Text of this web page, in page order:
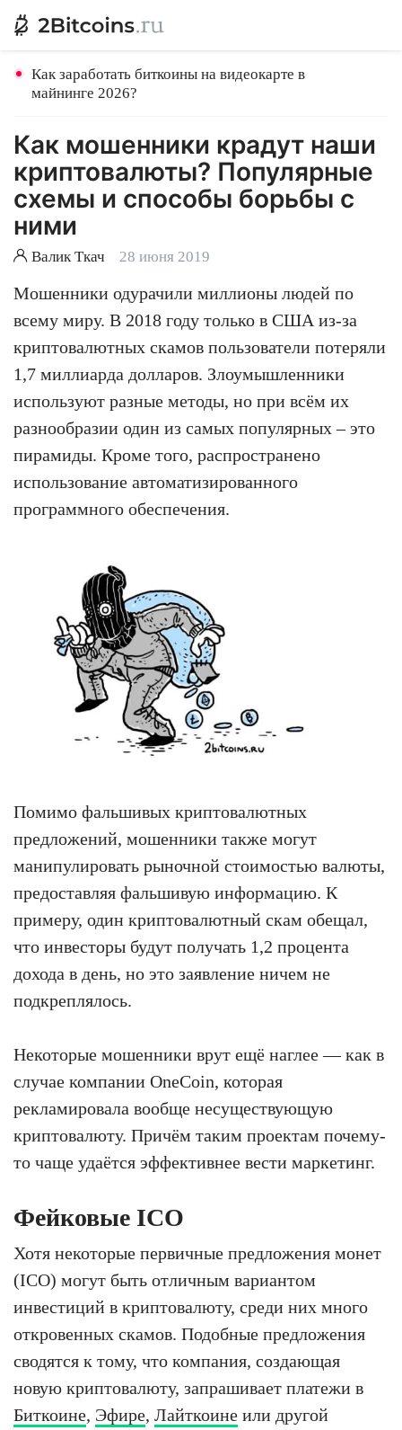
Как заработать биткоины на видеокарте в
майнинге 2026?
Как мошенники крадут наши
криптовалюты? Популярные
схемы и способы борьбы с
ними
Валик Ткач 28 июня 2019
Мошенники одурачили миллионы людей по
всему миру. В 2018 году только в США из-за
криптовалютных скамов пользователи потеряли
1,7 миллиарда долларов. Злоумышленники
используют разные методы, но при всём их
разнообразии один из самых популярных – это
пирамиды. Кроме того, распространено
использование автоматизированного
программного обеспечения.
Помимо фальшивых криптовалютных
предложений, мошенники также могут
манипулировать рыночной стоимостью валюты,
предоставляя фальшивую информацию. К
примеру, один криптовалютный скам обещал,
что инвесторы будут получать 1,2 процента
дохода в день, но это заявление ничем не
подкреплялось.
Некоторые мошенники врут ещё наглее — как в
случае компании OneCoin, которая
рекламировала вообще несуществующую
криптовалюту. Причём таким проектам почему-
то чаще удаётся эффективнее вести маркетинг.
Фейковые ICO
Хотя некоторые первичные предложения монет
(ICO) могут быть отличным вариантом
инвестиций в криптовалюту, среди них много
откровенных скамов. Подобные предложения
сводятся к тому, что компания, создающая
новую криптовалюту, запрашивает платежи в
Биткоине, Эфире, Лайткоине или другой